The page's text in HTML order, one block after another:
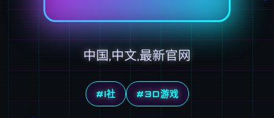
中国,中文,最新官网
#I社 #3D游戏